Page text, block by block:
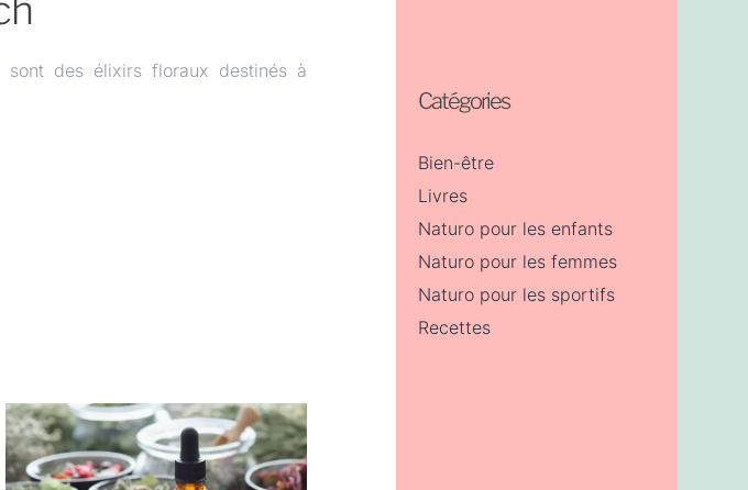
des élixirs floraux destinés à
Catégories
Bien-être
Livres
Naturo pour les enfants
Naturo pour les femmes
Naturo pour les sportifs
Recettes